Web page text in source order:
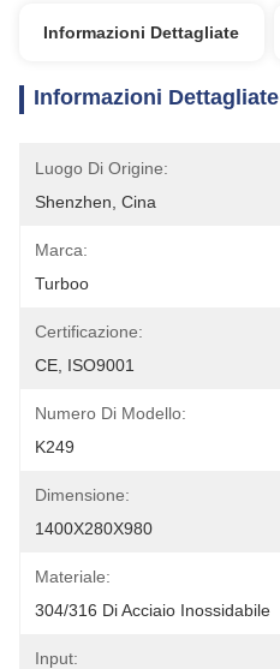
Informazioni Dettagliate
Informazioni Dettagliate
Luogo Di Origine:
Shenzhen, Cina
Marca:
Turboo
Certificazione:
CE, ISO9001
Numero Di Modello:
K249
Dimensione:
1400X280X980
Materiale:
304/316 Di Acciaio Inossidabile
Input: